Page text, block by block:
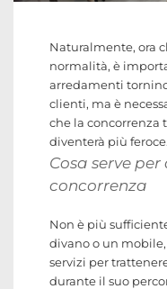
Naturalmente, ora
normalità, è
arredamenti
clienti, ma è
che la concorrenza
diventerà più feroce.
Cosa serve
concorrenza
Non è più
divano o un
servizi per
durante il suo